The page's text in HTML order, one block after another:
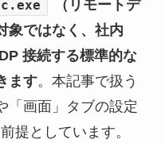
（リモートデ
象ではなく、社内
接続する標準的な
ます。本記事で扱う
「画面」タブの設定
提としています。